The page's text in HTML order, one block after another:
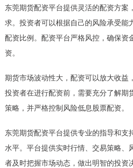
东莞期货配资平台提供灵活的配资方案
求。投资者可以根据自己的风险承受能
配资比例。配资平台严格风控，确保资
资。
期货市场波动性大，配资可以放大收益
投资者在进行配资前，需要充分了解期
策略，并严格控制风险低息股票配资。
东莞期货配资平台提供专业的指导和支
水平。平台提供实时行情、交易策略、
者及时把握市场动态，做出明智的投资